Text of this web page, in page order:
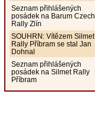
Seznam přihlášených
posádek na Barum Czech
Rally Zlín
SOUHRN: Vítězem Silmet
Rally Příbram se stal Jan
Dohnal
Seznam přihlášených
posádek na Silmet Rally
Příbram